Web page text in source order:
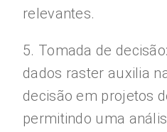
relevantes.
5. Tomada de
dados raster auxilia
decisão em projetos
permitindo uma